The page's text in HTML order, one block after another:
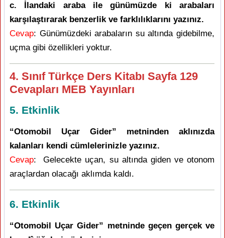
c. İlandaki araba ile günümüzde ki arabaları
karşılaştırarak benzerlik ve farklılıklarını yazınız.
Cevap: Günümüzdeki arabaların su altında gidebilme,
uçma gibi özellikleri yoktur.
4. Sınıf Türkçe Ders Kitabı Sayfa 129
Cevapları MEB Yayınları
5. Etkinlik
“Otomobil Uçar Gider” metninden aklınızda
kalanları kendi cümlelerinizle yazınız.
Cevap: Gelecekte uçan, su altında giden ve otonom
araçlardan olacağı aklımda kaldı.
6. Etkinlik
“Otomobil Uçar Gider” metninde geçen gerçek ve